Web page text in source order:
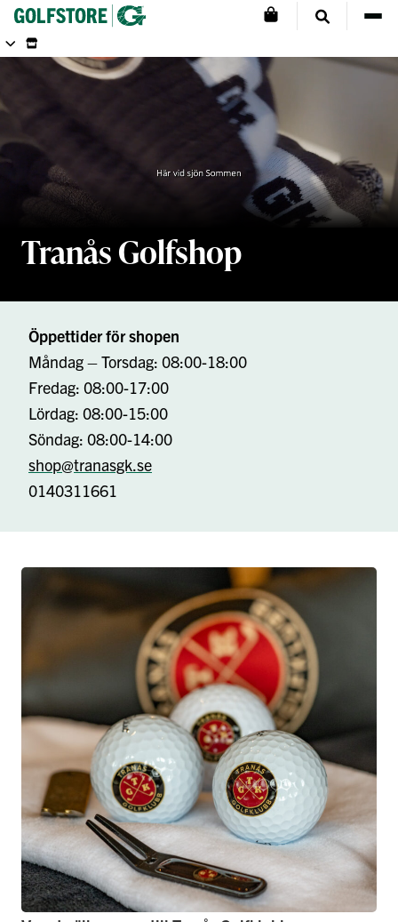
Tranås Golfshop
Öppettider för shopen
Måndag – Torsdag: 08:00-18:00
Fredag: 08:00-17:00
Lördag: 08:00-15:00
Söndag: 08:00-14:00
shop@tranasgk.se
0140311661